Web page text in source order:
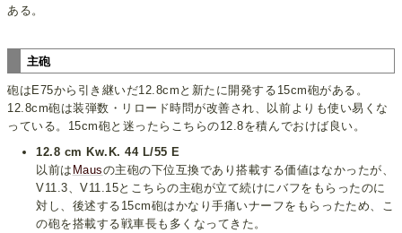
ある。
主砲
砲はE75から引き継いだ12.8cmと新たに開発する15cm砲がある。
12.8cm砲は装弾数・リロード時問が改善され、以前よりも使い易くな
っている。15cm砲と迷ったらこちらの12.8を積んでおけば良い。
12.8 cm Kw.K. 44 L/55 E
以前は Mausの主砲の下位互換であり搭載する価値はなかったが、
V11.3、V11.15とこちらの主砲が立て続けにバフをもらったのに
対し、後述する15cm砲はかなり手痛いナーフをもらったため、こ
の砲を搭載する戦車長も多くなってきた。